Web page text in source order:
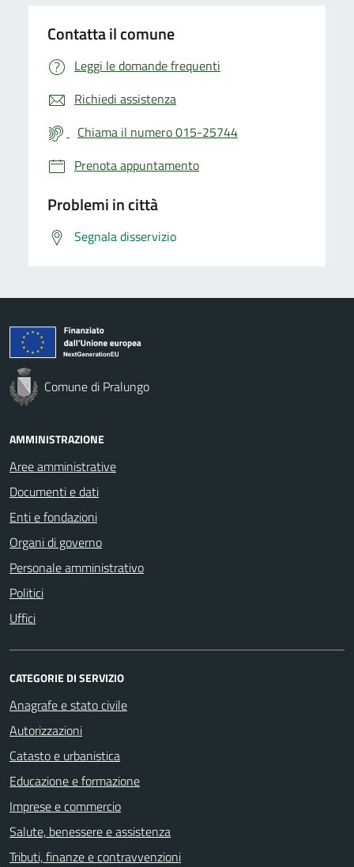
Contatta il comune
Leggi le domande frequenti
Richiedi assistenza
Chiama il numero 015-25744
Prenota appuntamento
Problemi in città
Segnala disservizio
Comune di Pralungo
AMMINISTRAZIONE
Aree amministrative
Documenti e dati
Enti e fondazioni
Organi di governo
Personale amministrativo
Politici
Uffici
CATEGORIE DI SERVIZIO
Anagrafe e stato civile
Autorizzazioni
Catasto e urbanistica
Educazione e formazione
Imprese e commercio
Salute, benessere e assistenza
Tributi, finanze e contravvenzioni